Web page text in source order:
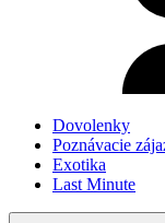
Dovolenky
Poznávacie
Exotika
Last Minute